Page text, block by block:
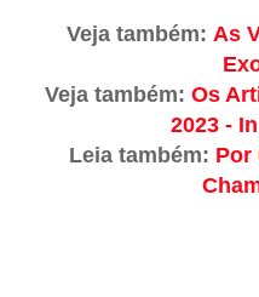
Veja também: As
Veja também: Os
2023 -
Leia também: Por